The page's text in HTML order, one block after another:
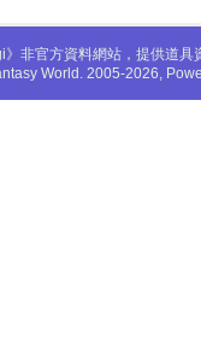
非官方資料網站，提供道
World. 2005-2026,